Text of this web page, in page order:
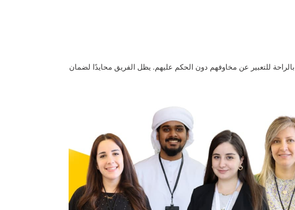
للتعبير عن مخاوفهم دون الحكم عليهم. يظل الفريق محايدًا لضمان